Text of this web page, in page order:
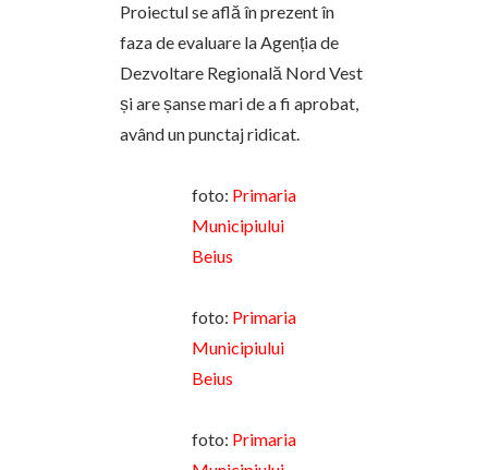
Proiectul se află în prezent în
faza de evaluare la Agenția de
Dezvoltare Regională Nord Vest
și are șanse mari de a fi aprobat,
având un punctaj ridicat.
foto: Primaria
Municipiului
Beius
foto: Primaria
Municipiului
Beius
foto: Primaria